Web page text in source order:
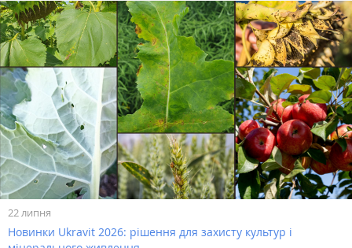
22 липня
Новинки Ukravit 2026: рішення для захисту культур і